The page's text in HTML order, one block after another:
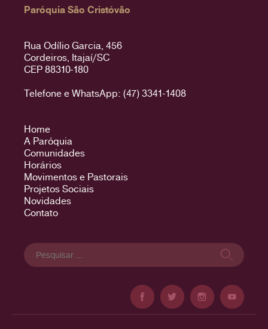
Paróquia São Cristóvão
Rua Odílio Garcia, 456
Cordeiros, Itajaí/SC
CEP 88310-180
Telefone e WhatsApp: (47) 3341-1408
Home
A Paróquia
Comunidades
Horários
Movimentos e Pastorais
Projetos Sociais
Novidades
Contato
Pesquisar
por: